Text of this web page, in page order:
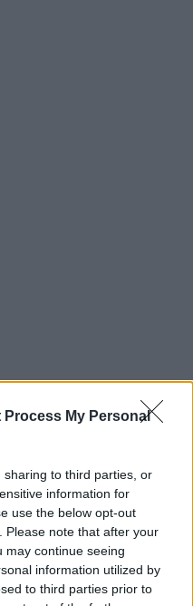
Process My Personal
to third parties, or
information for
use the below opt-out
Please note that after your
may continue seeing
information utilized by
to third parties prior to